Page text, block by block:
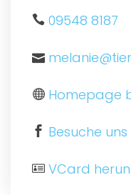
09548 8187
Homepage
Besuche
VCard